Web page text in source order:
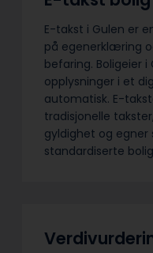
E-takst i Gulen er
på egenerklæring
befaring. Boligeier i
opplysninger i et
automatisk. E-
tradisjonelle
gyldighet og egner
standardiserte